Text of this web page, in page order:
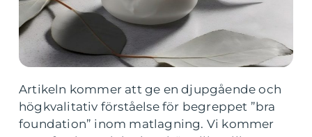
Artikeln kommer att ge en djupgående och
högkvalitativ förståelse för begreppet ”bra
foundation” inom matlagning. Vi kommer